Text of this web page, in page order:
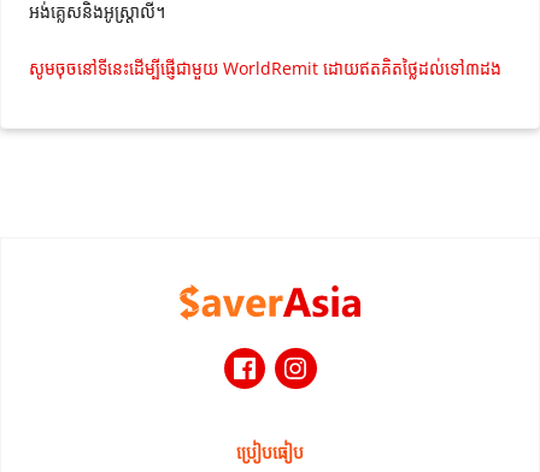
អង់គ្លេសនិងអូស្ត្រាលី។
សូមចុចនៅទីនេះដើម្បីផ្ញើជាមួយ WorldRemit ដោយឥតគិតថ្លៃដល់ទៅ៣ដង
ប្រៀបធៀប